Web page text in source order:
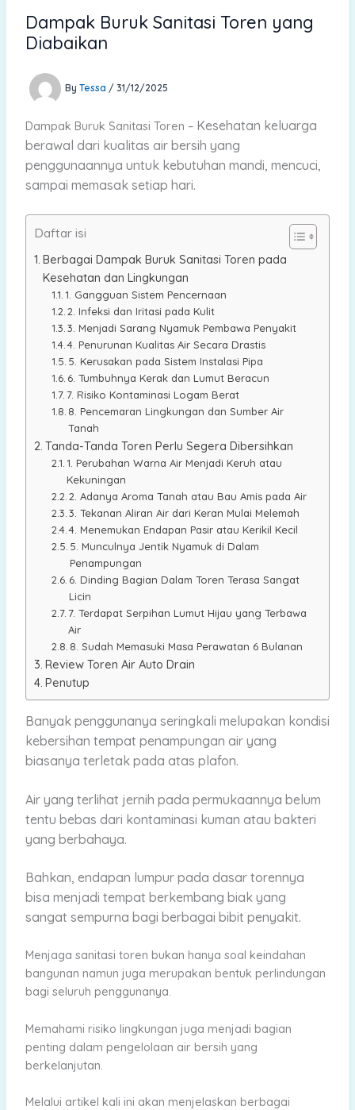
Dampak Buruk Sanitasi Toren yang
Diabaikan
By Tessa / 31/12/2025
Dampak Buruk Sanitasi Toren – Kesehatan keluarga
berawal dari kualitas air bersih yang
penggunaannya untuk kebutuhan mandi, mencuci,
sampai memasak setiap hari.
Daftar isi
Berbagai Dampak Buruk Sanitasi Toren pada
Kesehatan dan Lingkungan
1. Gangguan Sistem Pencernaan
2. Infeksi dan Iritasi pada Kulit
3. Menjadi Sarang Nyamuk Pembawa Penyakit
4. Penurunan Kualitas Air Secara Drastis
5. Kerusakan pada Sistem Instalasi Pipa
6. Tumbuhnya Kerak dan Lumut Beracun
7. Risiko Kontaminasi Logam Berat
8. Pencemaran Lingkungan dan Sumber Air
Tanah
Tanda-Tanda Toren Perlu Segera Dibersihkan
1. Perubahan Warna Air Menjadi Keruh atau
Kekuningan
2. Adanya Aroma Tanah atau Bau Amis pada Air
3. Tekanan Aliran Air dari Keran Mulai Melemah
4. Menemukan Endapan Pasir atau Kerikil Kecil
5. Munculnya Jentik Nyamuk di Dalam
Penampungan
6. Dinding Bagian Dalam Toren Terasa Sangat
Licin
7. Terdapat Serpihan Lumut Hijau yang Terbawa
Air
8. Sudah Memasuki Masa Perawatan 6 Bulanan
Review Toren Air Auto Drain
Penutup
Banyak penggunanya seringkali melupakan kondisi
kebersihan tempat penampungan air yang
biasanya terletak pada atas plafon.
Air yang terlihat jernih pada permukaannya belum
tentu bebas dari kontaminasi kuman atau bakteri
yang berbahaya.
Bahkan, endapan lumpur pada dasar torennya
bisa menjadi tempat berkembang biak yang
sangat sempurna bagi berbagai bibit penyakit.
Menjaga sanitasi toren bukan hanya soal keindahan
bangunan namun juga merupakan bentuk perlindungan
bagi seluruh penggunanya.
Memahami risiko lingkungan juga menjadi bagian
penting dalam pengelolaan air bersih yang
berkelanjutan.
Melalui artikel kali ini akan menjelaskan berbagai